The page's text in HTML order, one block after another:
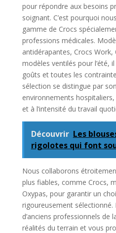
pour répondre aux besoins
soignant. C’est pourquoi
gamme de Crocs
professions médicales.
antidérapantes, Crocs
modèles ventilés pour l’été,
goûts et toutes les
sélection se distingue par
environnements
et à l’intensité du travail
Découvrir Les
rigolotes qui font
Nous collaborons
plus fiables, comme Crocs,
Oxypas, pour garantir un
rigoureusement
d’anciens professionnels de
réalités du terrain et vous